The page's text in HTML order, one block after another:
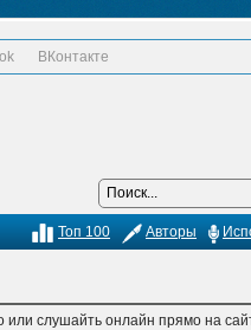
ВКонтакте
Авторы
Топ 100
или слушайть онлайн прямо на